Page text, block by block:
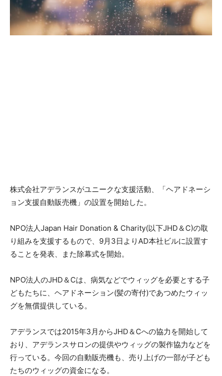
株式会社アデランスがユニークな支援活動、「ヘアドネーシ
ョン支援自動販売機」の設置を開始した。
NPO法人Japan Hair Donation & Charity(以下JHD＆C)の取
り組みを支援するもので、9月3日よりAD本社ビルに設置す
ることを発表、また除幕式を開始。
NPO法人のJHD＆Cは、病気などでウィッグを必要とする子
どもたちに、ヘアドネーション(髪の寄付)であつめたウィッ
グを無償提供している。
アデランスでは2015年3月からJHD＆Cへの協力を開始して
おり、アデランスサロンの提供やウィッグの製作協力などを
行っている。今回の自動販売機も、売り上げの一部が子ども
たちのウィッグの資金になる。